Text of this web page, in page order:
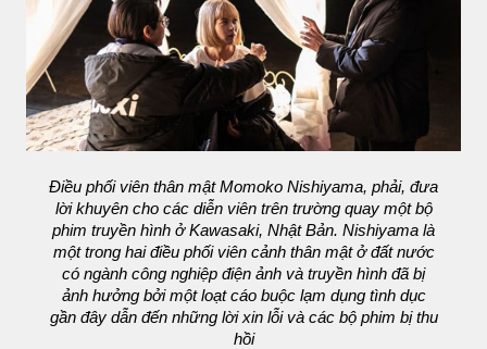
Điều phối viên thân mật Momoko Nishiyama, phải, đưa
lời khuyên cho các diễn viên trên trường quay một bộ
phim truyền hình ở Kawasaki, Nhật Bản. Nishiyama là
một trong hai điều phối viên cảnh thân mật ở đất nước
có ngành công nghiệp điện ảnh và truyền hình đã bị
ảnh hưởng bởi một loạt cáo buộc lạm dụng tình dục
gần đây dẫn đến những lời xin lỗi và các bộ phim bị thu
hồi